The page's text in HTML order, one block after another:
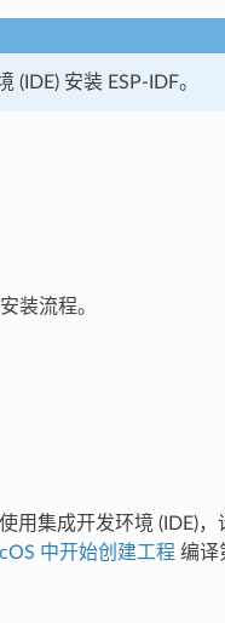
安装 ESP-IDF。
装流程。
用集成开发环境 (IDE)
中开始创建工程 编译